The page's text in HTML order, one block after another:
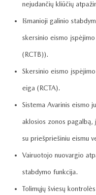
nejudančių kliūčių
Išmanioji galinio
skersinio eismo
(RCTB)).
Skersinio eismo
eiga (RCTA).
Sistema Avarinis eismo
aklosios zonos pagalbą,
su priešpriešiniu eismu
Vairuotojo nuovargio
stabdymo funkcija.
Tolimųjų šviesų